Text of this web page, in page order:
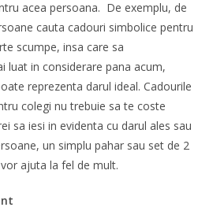
acea persoana. De exemplu, de
cauta cadouri simbolice pentru
scumpe, insa care sa
luat in considerare pana acum,
reprezenta darul ideal. Cadourile
colegi nu trebuie sa te coste
sa iesi in evidenta cu darul ales sau
un simplu pahar sau set de 2
ajuta la fel de mult.